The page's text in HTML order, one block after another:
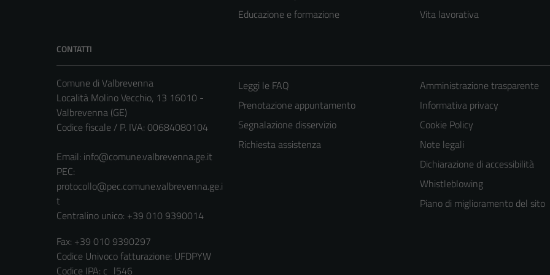
Educazione e formazione
Vita lavorativa
CONTATTI
Comune di Valbrevenna
Località Molino Vecchio, 13 16010 -
Valbrevenna (GE)
Codice fiscale / P. IVA: 00684080104
Email: info@comune.valbrevenna.ge.it
PEC:
protocollo@pec.comune.valbrevenna.ge.i
t
Centralino unico: +39 010 9390014
Fax: +39 010 9390297
Codice Univoco fatturazione: UFDPYW
Codice IPA: c_l546
Leggi le FAQ
Prenotazione appuntamento
Segnalazione disservizio
Richiesta assistenza
Amministrazione trasparente
Informativa privacy
Cookie Policy
Note legali
Dichiarazione di accessibilità
Whistleblowing
Piano di miglioramento del sito